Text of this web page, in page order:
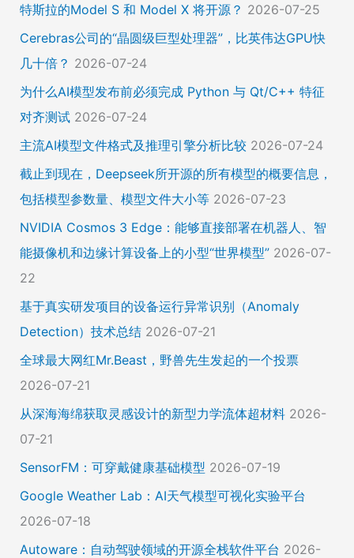
特斯拉的Model S 和 Model X 将开源？ 2026-07-25
Cerebras公司的“晶圆级巨型处理器”，比英伟达GPU快
几十倍？ 2026-07-24
为什么AI模型发布前必须完成 Python 与 Qt/C++ 特征
对齐测试 2026-07-24
主流AI模型文件格式及推理引擎分析比较 2026-07-24
截止到现在，Deepseek所开源的所有模型的概要信息，
包括模型参数量、模型文件大小等 2026-07-23
NVIDIA Cosmos 3 Edge：能够直接部署在机器人、智
能摄像机和边缘计算设备上的小型“世界模型” 2026-07-
22
基于真实研发项目的设备运行异常识别（Anomaly
Detection）技术总结 2026-07-21
全球最大网红Mr.Beast，野兽先生发起的一个投票
2026-07-21
从深海海绵获取灵感设计的新型力学流体超材料 2026-
07-21
SensorFM：可穿戴健康基础模型 2026-07-19
Google Weather Lab：AI天气模型可视化实验平台
2026-07-18
Autoware：自动驾驶领域的开源全栈软件平台 2026-